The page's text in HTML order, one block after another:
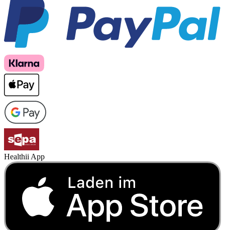
Healthii App